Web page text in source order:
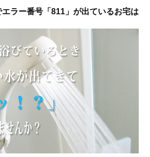
エラー番号「811」が出ているお宅は